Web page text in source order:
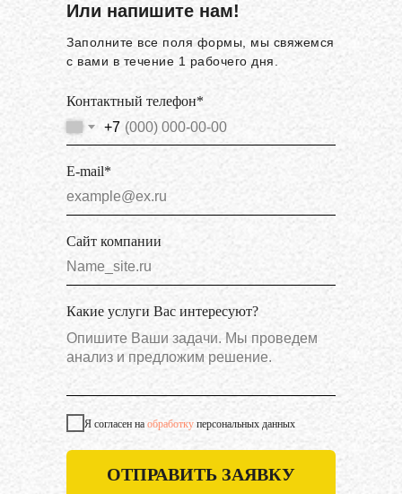
Или напишите нам!
Заполните все поля формы, мы свяжемся
с вами в течение 1 рабочего дня.
Контактный телефон*
+7
E-mail*
Сайт компании
Какие услуги Вас интересуют?
Я согласен на обработку персональных данных
ОТПРАВИТЬ ЗАЯВКУ